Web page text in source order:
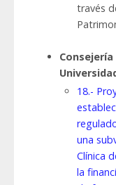
través
18.-
una
Clínica
la